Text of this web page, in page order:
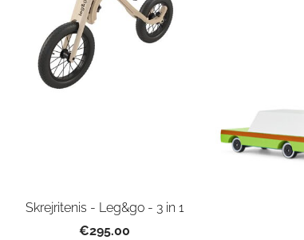
Skrejritenis - Leg&go - 3 in 1
€295.00